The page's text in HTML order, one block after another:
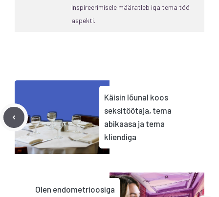
inspireerimisele määratleb iga tema töö
aspekti.
Käisin lõunal koos
seksitöötaja, tema
abikaasa ja tema
kliendiga
Olen endometrioosiga